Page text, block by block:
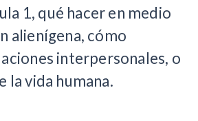
1, qué hacer en medio
alienígena, cómo
interpersonales, o
la vida humana.